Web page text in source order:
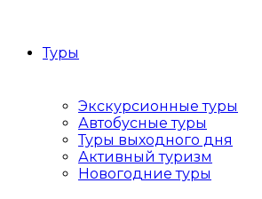
Туры
Экскурсионные туры
Автобусные туры
Туры выходного дня
Активный туризм
Новогодние туры